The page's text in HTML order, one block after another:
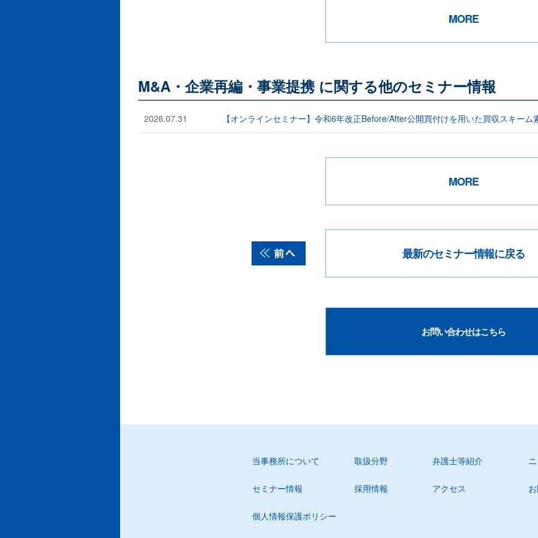
MORE
M&A・企業再編・事業提携 に関する他のセミナー情報
2026.07.31 【オンラインセミナー】令和6年改正Before/After公開買付けを用いた買収スキーム
MORE
最新のセミナー情報に戻る
お問い合わせはこちら
当事務所について 取扱分野 弁護士等紹介
セミナー情報 採用情報 アクセス
個人情報保護ポリシー